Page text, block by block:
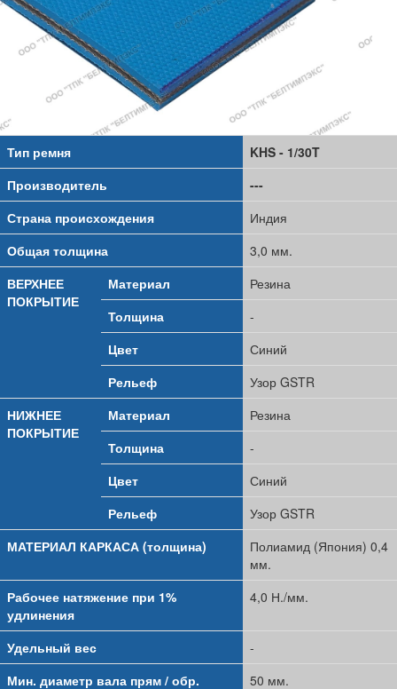
Тип ремня
KHS - 1/30T
Производитель
---
Страна происхождения
Индия
Общая толщина
3,0 мм.
ВЕРХНЕЕ
ПОКРЫТИЕ
Материал
Резина
Толщина
-
Цвет
Синий
Рельеф
Узор GSTR
НИЖНЕЕ
ПОКРЫТИЕ
Материал
Резина
Толщина
-
Цвет
Синий
Рельеф
Узор GSTR
МАТЕРИАЛ КАРКАСА (толщина)
Полиамид (Япония) 0,4
мм.
Рабочее натяжение при 1%
удлинения
4,0 Н./мм.
Удельный вес
-
Мин. диаметр вала прям / обр.
50 мм.